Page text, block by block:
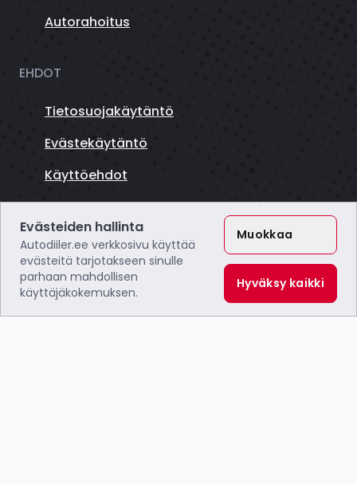
Autorahoitus
EHDOT
Tietosuojakäytäntö
Evästekäytäntö
Käyttöehdot
LÖYDÄ MEIDÄT
Evästeiden hallinta
Autodiiler.ee verkkosivu käyttää
evästeitä tarjotakseen sinulle
parhaan mahdollisen
käyttäjäkokemuksen.
Muokkaa
Hyväksy kaikki